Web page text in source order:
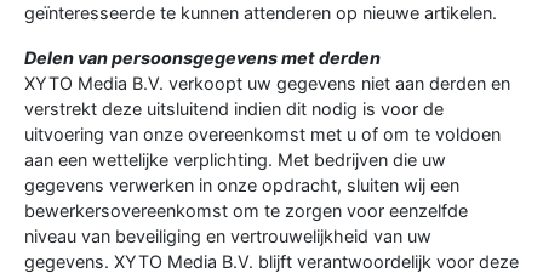
geïnteresseerde te kunnen attenderen op nieuwe artikelen.
Delen van persoonsgegevens met derden
XYTO Media B.V. verkoopt uw gegevens niet aan derden en
verstrekt deze uitsluitend indien dit nodig is voor de
uitvoering van onze overeenkomst met u of om te voldoen
aan een wettelijke verplichting. Met bedrijven die uw
gegevens verwerken in onze opdracht, sluiten wij een
bewerkersovereenkomst om te zorgen voor eenzelfde
niveau van beveiliging en vertrouwelijkheid van uw
gegevens. XYTO Media B.V. blijft verantwoordelijk voor deze